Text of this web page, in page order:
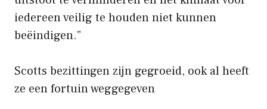
iedereen veilig te houden niet kunnen
beëindigen.”
Scotts bezittingen zijn gegroeid, ook al heeft
ze een fortuin weggegeven